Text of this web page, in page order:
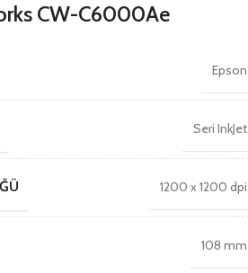
CW-C6000Ae
Epson
Seri InkJet
1200 x 1200 dpi
108 mm